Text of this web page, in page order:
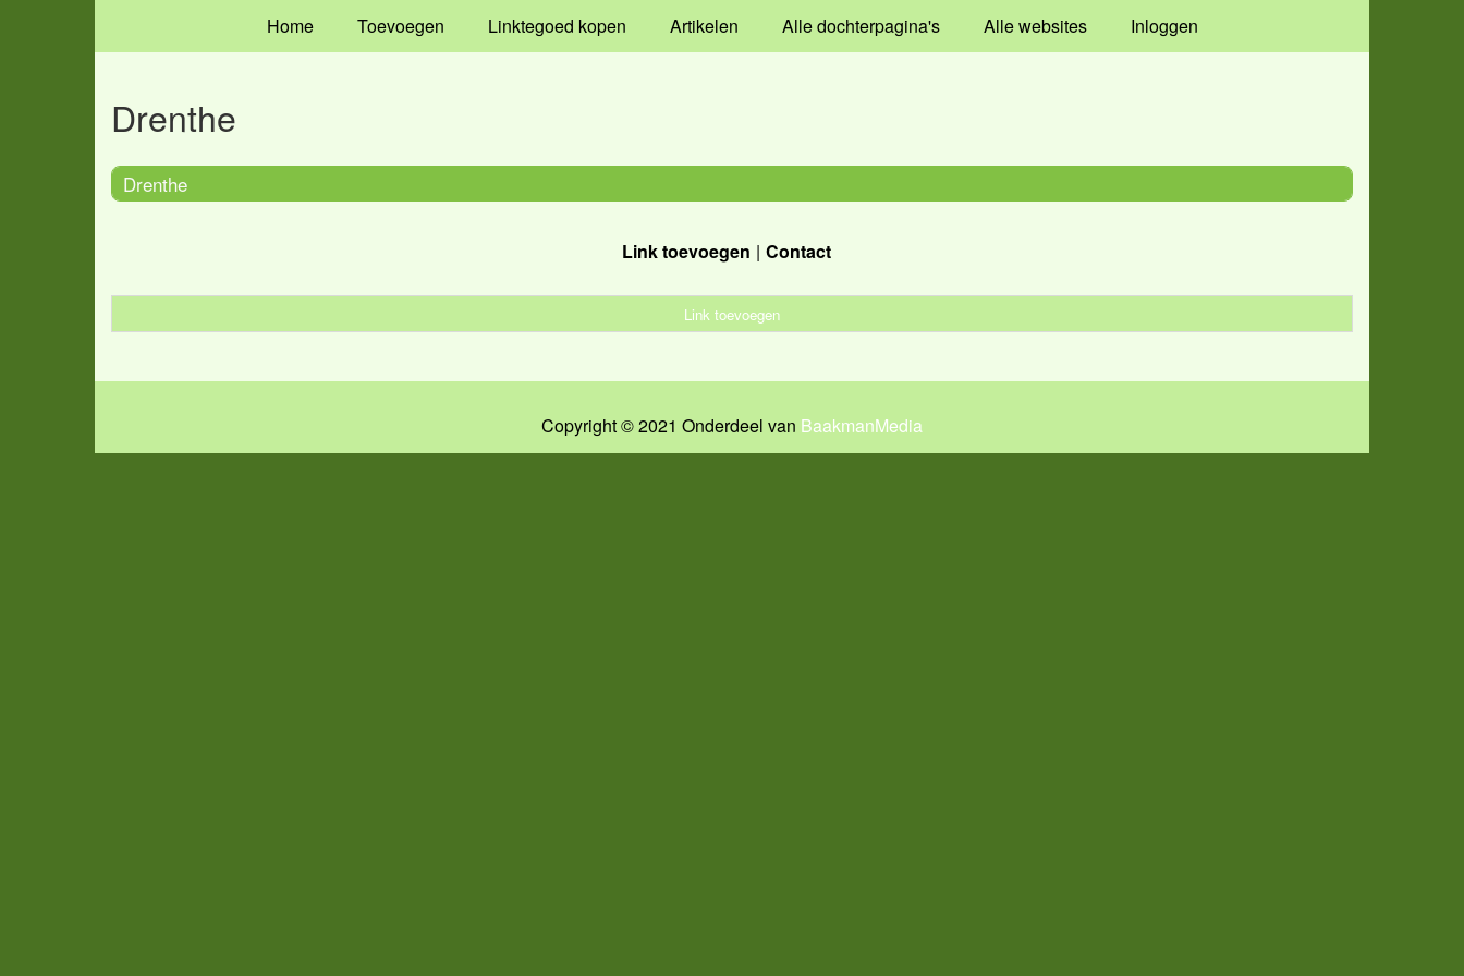
Home Toevoegen Linktegoed kopen Artikelen Alle dochterpagina's Alle websites Inloggen
Drenthe
Drenthe
Link toevoegen Contact
Link toevoegen
Copyright © 2021 Onderdeel van BaakmanMedia